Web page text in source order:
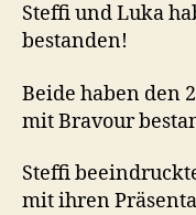
Steffi und Luka
bestanden!
Beide haben den
mit Bravour
Steffi
mit ihren